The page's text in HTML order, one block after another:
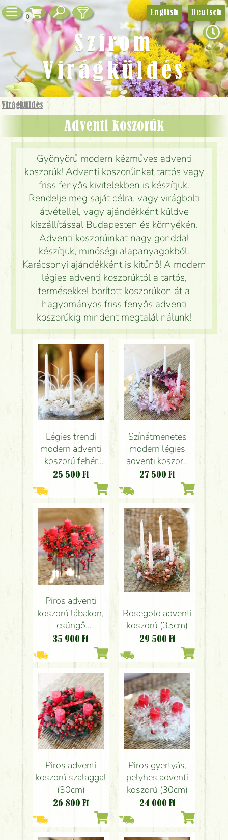
0
Virágküldés
Adventi koszorúk
Gyönyörű modern kézműves adventi
koszorúk! Adventi koszorúinkat tartós vagy
friss fenyős kivitelekben is készítjük.
Rendelje meg saját célra, vagy virágbolti
átvétellel, vagy ajándékként küldve
kiszállítással Budapesten és környékén.
Adventi koszorúinkat nagy gonddal
készítjük, minőségi alapanyagokból.
Karácsonyi ajándékként is kitűnő! A modern
légies adventi koszorúktól a tartós,
termésekkel borított koszorúkon át a
hagyományos friss fenyős adventi
koszorúkig mindent megtalál nálunk!
Légies trendi
modern adventi
koszorú fehér
színben (35cm)
25 500 Ft
Színátmenetes
modern légies
adventi koszorú
lila- rózsaszín
27 500 Ft
Piros adventi
koszorú lábakon,
csüngő
karácsonyfadíszekkel
35 900 Ft
Rosegold adventi
koszorú (35cm)
29 500 Ft
Piros adventi
koszorú szalaggal
(30cm)
26 800 Ft
Piros gyertyás,
pelyhes adventi
koszorú (30cm)
24 000 Ft
English Deutsch
Szirom
Virágküldés